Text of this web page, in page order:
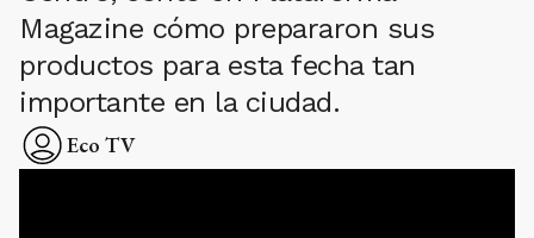
Magazine cómo prepararon sus
productos para esta fecha tan
importante en la ciudad.
Eco TV